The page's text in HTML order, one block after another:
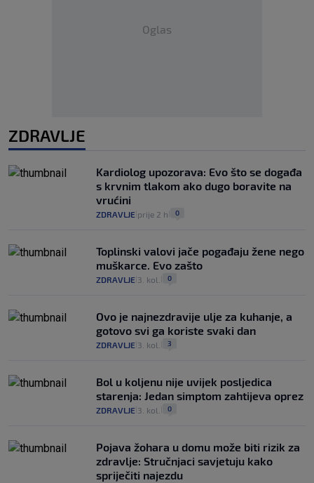
Oglas
ZDRAVLJE
Kardiolog upozorava: Evo što se događa
s krvnim tlakom ako dugo boravite na
vrućini
ZDRAVLJE prije 2 h 0
Toplinski valovi jače pogađaju žene nego
muškarce. Evo zašto
ZDRAVLJE 3. kol. 0
Ovo je najnezdravije ulje za kuhanje, a
gotovo svi ga koriste svaki dan
ZDRAVLJE 3. kol. 3
Bol u koljenu nije uvijek posljedica
starenja: Jedan simptom zahtijeva oprez
ZDRAVLJE 3. kol. 0
Pojava žohara u domu može biti rizik za
zdravlje: Stručnjaci savjetuju kako
spriječiti najezdu